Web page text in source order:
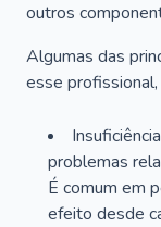
outros
Algumas das
esse profissional,
problemas
É comum em
efeito desde